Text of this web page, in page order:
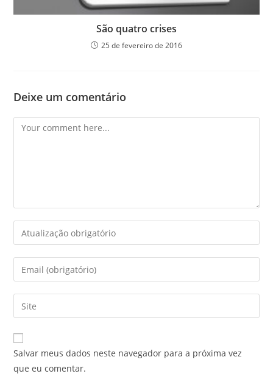
São quatro crises
25 de fevereiro de 2016
Deixe um comentário
Salvar meus dados neste navegador para a próxima vez
que eu comentar.